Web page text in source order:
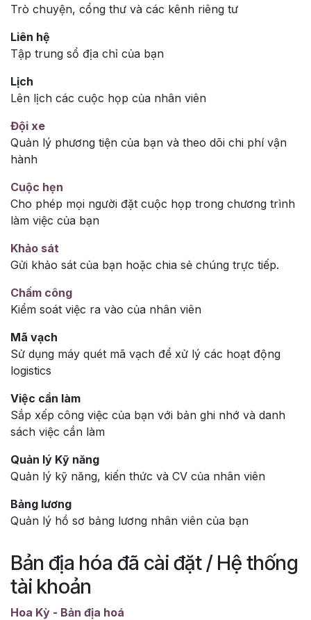
Trò chuyện, cổng thư và các kênh riêng tư
Liên hệ
Tập trung sổ địa chỉ của bạn
Lịch
Lên lịch các cuộc họp của nhân viên
Đội xe
Quản lý phương tiện của bạn và theo dõi chi phí vận
hành
Cuộc hẹn
Cho phép mọi người đặt cuộc họp trong chương trình
làm việc của bạn
Khảo sát
Gửi khảo sát của bạn hoặc chia sẻ chúng trực tiếp.
Chấm công
Kiểm soát việc ra vào của nhân viên
Mã vạch
Sử dụng máy quét mã vạch để xử lý các hoạt động
logistics
Việc cần làm
Sắp xếp công việc của bạn với bản ghi nhớ và danh
sách việc cần làm
Quản lý Kỹ năng
Quản lý kỹ năng, kiến thức và CV của nhân viên
Bảng lương
Quản lý hồ sơ bảng lương nhân viên của bạn
Bản địa hóa đã cài đặt / Hệ thống
tài khoản
Hoa Kỳ - Bản địa hoá